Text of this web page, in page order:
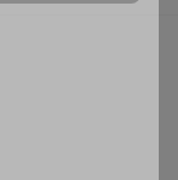
или